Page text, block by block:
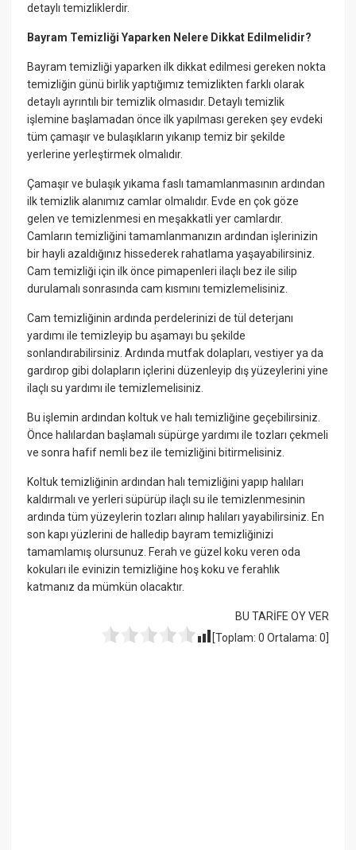
detaylı temizliklerdir.
Bayram Temizliği Yaparken Nelere Dikkat Edilmelidir?
Bayram temizliği yaparken ilk dikkat edilmesi gereken nokta
temizliğin günü birlik yaptığımız temizlikten farklı olarak
detaylı ayrıntılı bir temizlik olmasıdır. Detaylı temizlik
işlemine başlamadan önce ilk yapılması gereken şey evdeki
tüm çamaşır ve bulaşıkların yıkanıp temiz bir şekilde
yerlerine yerleştirmek olmalıdır.
Çamaşır ve bulaşık yıkama faslı tamamlanmasının ardından
ilk temizlik alanımız camlar olmalıdır. Evde en çok göze
gelen ve temizlenmesi en meşakkatli yer camlardır.
Camların temizliğini tamamlanmanızın ardından işlerinizin
bir hayli azaldığınız hissederek rahatlama yaşayabilirsiniz.
Cam temizliği için ilk önce pimapenleri ilaçlı bez ile silip
durulamalı sonrasında cam kısmını temizlemelisiniz.
Cam temizliğinin ardında perdelerinizi de tül deterjanı
yardımı ile temizleyip bu aşamayı bu şekilde
sonlandırabilirsiniz. Ardında mutfak dolapları, vestiyer ya da
gardırop gibi dolapların içlerini düzenleyip dış yüzeylerini yine
ilaçlı su yardımı ile temizlemelisiniz.
Bu işlemin ardından koltuk ve halı temizliğine geçebilirsiniz.
Önce halılardan başlamalı süpürge yardımı ile tozları çekmeli
ve sonra hafif nemli bez ile temizliğini bitirmelisiniz.
Koltuk temizliğinin ardından halı temizliğini yapıp halıları
kaldırmalı ve yerleri süpürüp ilaçlı su ile temizlenmesinin
ardında tüm yüzeylerin tozları alınıp halıları yayabilirsiniz. En
son kapı yüzlerini de halledip bayram temizliğinizi
tamamlamış olursunuz. Ferah ve güzel koku veren oda
kokuları ile evinizin temizliğine hoş koku ve ferahlık
katmanız da mümkün olacaktır.
BU TARİFE OY VER
[Toplam: 0 Ortalama: 0